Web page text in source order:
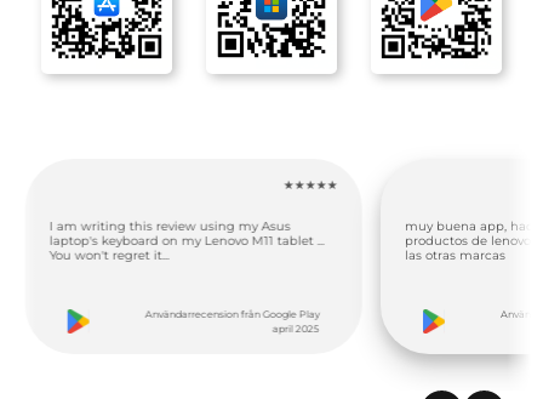
muy buena app, hace que el uso de los
productos de lenovo merezaca la pena sobre
las otras marcas
Användarrecension från Google Play
januari 2025
아이폰을
있는 사진
로 컴퓨터